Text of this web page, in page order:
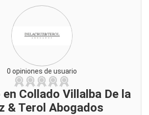
0 opiniones de usuario
Collado Villalba De la
& Terol Abogados